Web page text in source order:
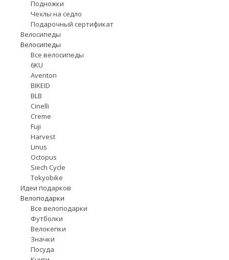
Подножки
Чехлы на седло
Подарочный сертификат
Велосипеды
Велосипеды
Все велосипеды
6KU
Aventon
BIKEID
BLB
Cinelli
Creme
Fuji
Harvest
Linus
Octopus
Siech Cycle
Tokyobike
Идеи подарков
Велоподарки
Все велоподарки
Футболки
Велокепки
Значки
Посуда